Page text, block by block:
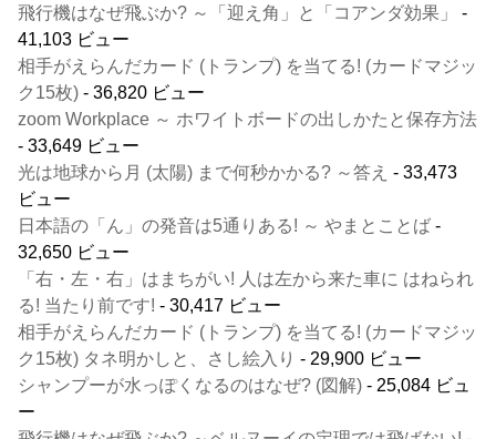
飛行機はなぜ飛ぶか? ～「迎え角」と「コアンダ効果」
-
41,103 ビュー
相手がえらんだカード (トランプ) を当てる! (カードマジッ
ク15枚) - 36,820 ビュー
zoom Workplace ～ ホワイトボードの出しかたと保存方法
- 33,649 ビュー
光は地球から月 (太陽) まで何秒かかる? ～答え - 33,473
ビュー
日本語の「ん」の発音は5通りある! ～ やまとことば -
32,650 ビュー
「右・左・右」はまちがい! 人は左から来た車に はねられ
る! 当たり前です! - 30,417 ビュー
相手がえらんだカード (トランプ) を当てる! (カードマジッ
ク15枚) タネ明かしと、さし絵入り - 29,900 ビュー
シャンプーが水っぽくなるのはなぜ? (図解) - 25,084 ビュ
ー